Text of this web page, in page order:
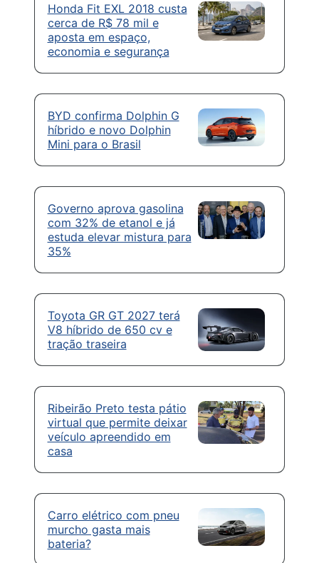
Honda Fit EXL 2018 custa
cerca de R$ 78 mil e
aposta em espaço,
economia e segurança
BYD confirma Dolphin G
híbrido e novo Dolphin
Mini para o Brasil
Governo aprova gasolina
com 32% de etanol e já
estuda elevar mistura para
35%
Toyota GR GT 2027 terá
V8 híbrido de 650 cv e
tração traseira
Ribeirão Preto testa pátio
virtual que permite deixar
veículo apreendido em
casa
Carro elétrico com pneu
murcho gasta mais
bateria?